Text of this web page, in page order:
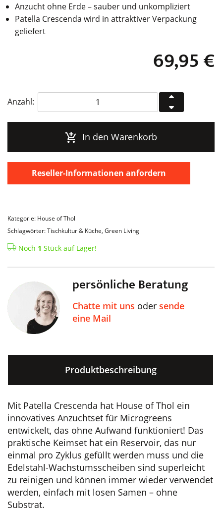
Anzucht ohne Erde – sauber und unkompliziert
Patella Crescenda wird in attraktiver Verpackung
geliefert
69,95€
Anzahl:
of
Thol
Microgreens
-
Patella
Crescenda
In den Warenkorb
Reseller-Informationen anfordern
Kategorie: House of Thol
Schlagwörter: Tischkultur & Küche, Green Living
Noch 1 Stück auf Lager!
persönliche Beratung
Chatte mit uns oder sende
eine Mail
Produktbeschreibung
Mit Patella Crescenda hat House of Thol ein
innovatives Anzuchtset für Microgreens
entwickelt, das ohne Aufwand funktioniert! Das
praktische Keimset hat ein Reservoir, das nur
einmal pro Zyklus gefüllt werden muss und die
Edelstahl-Wachstumsscheiben sind superleicht
zu reinigen und können immer wieder verwendet
werden, einfach mit losen Samen – ohne
Substrat.